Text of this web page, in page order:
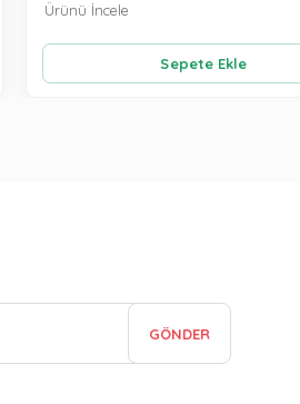
Sepete Ekle
Ürünü İncele
GÖNDER